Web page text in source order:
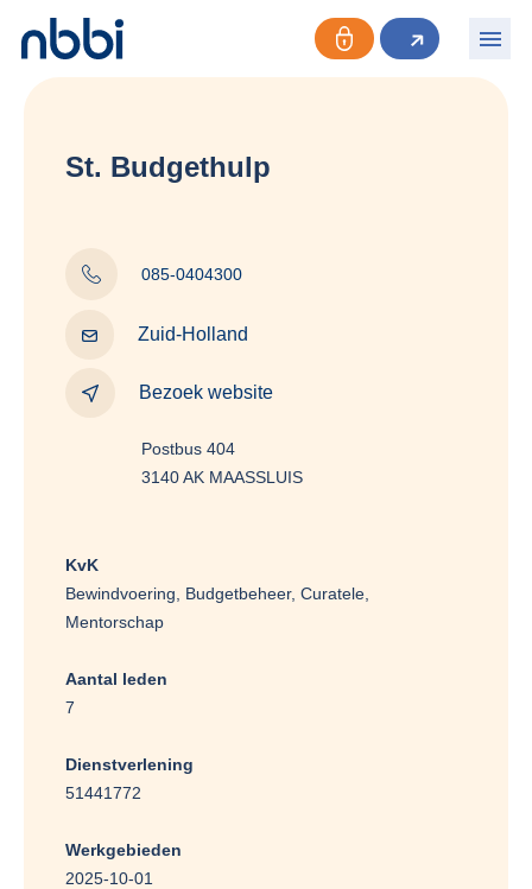
St. Budgethulp
085-0404300
Zuid-Holland
Bezoek website
Postbus 404
3140 AK MAASSLUIS
KvK
Bewindvoering, Budgetbeheer, Curatele,
Mentorschap
Aantal leden
7
Dienstverlening
51441772
Werkgebieden
2025-10-01